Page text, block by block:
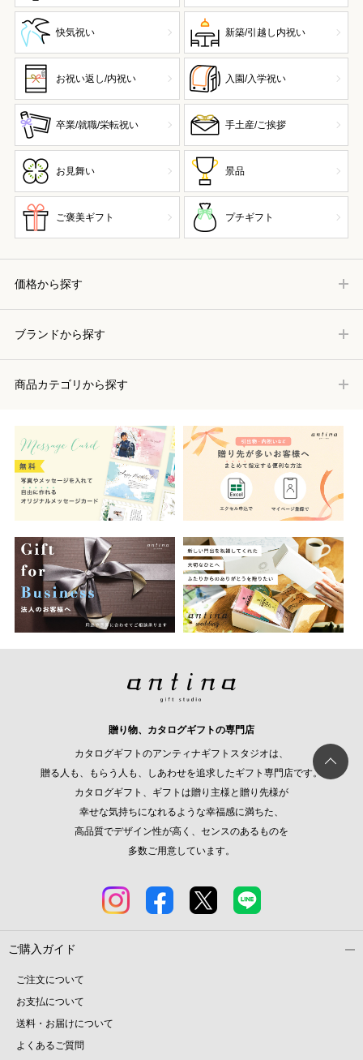
快気祝い 新築/引越し内祝い
お祝い返し/内祝い 入園/入学祝い
卒業/就職/栄転祝い 手土産/ご挨拶
お見舞い 景品
ご褒美ギフト プチギフト
価格から探す
ブランドから探す
商品カテゴリから探す
贈り物、カタログギフトの専門店
カタログギフトのアンティナギフトスタジオは、
贈る人も、もらう人も、しあわせを追求したギフト専門店です。
カタログギフト、ギフトは贈り主様と贈り先様が
幸せな気持ちになれるような幸福感に満ちた、
高品質でデザイン性が高く、センスのあるものを
多数ご用意しています。
ご購入ガイド
ご注文について
お支払について
送料・お届けについて
よくあるご質問